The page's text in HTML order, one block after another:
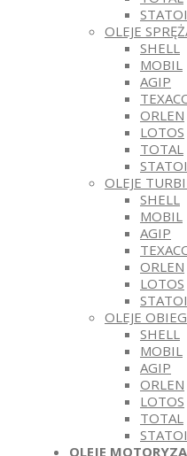
OLEJE
SHELL
MOBIL
AGIP
ORLEN
LOTOS
TOTAL
OLEJE
SHELL
MOBIL
AGIP
ORLEN
LOTOS
OLEJE
SHELL
MOBIL
AGIP
ORLEN
LOTOS
TOTAL
OLEJE